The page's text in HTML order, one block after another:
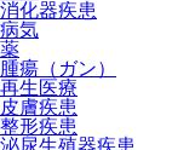
消化器疾患
病気
薬
腫瘍（ガン）
再生医療
皮膚疾患
整形疾患
泌尿生殖器疾患